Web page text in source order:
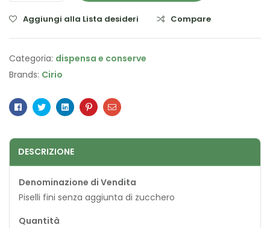
Aggiungi alla Lista desideri Compare
Categoria: dispensa e conserve
Brands: Cirio
Facebook
TwitterLinkedinPinterestEmail
DESCRIZIONE
Denominazione di Vendita
Piselli fini senza aggiunta di zucchero
Quantità